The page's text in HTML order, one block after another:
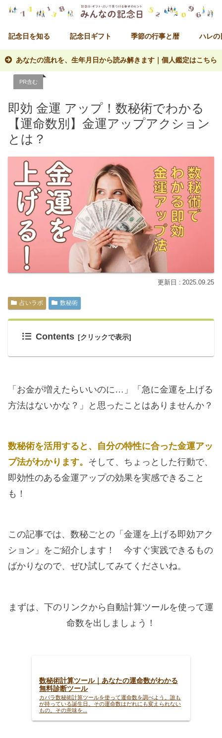
記念日を知る 記念日ギフト 季節の行事と暦 ハレの
あなたの流れを、生年月日から読み解きます｜個人鑑定はこちら
PR含む
即効 金運 アップ！数秘術でわかる
【運命数別】金運アップアクション
とは？
2025.09.25
占いラボ 数秘術
Contents
「お金が増えたらいいのに…」「急に金運を上げる
方法はないかな？」と思ったことはありませんか？
数秘術を活用すると、自分の特性に合った金運アッ
プ法がわかります。 そして、ちょっとした行動で、
即効性のある金運アップの効果を実感できること
も！
この記事では、数秘ごとの「金運を上げる即効アク
ション」をご紹介します！ 今すぐ実践できるもの
ばかりなので、ぜひ試してみてくださいね。
まずは、下のリンクから自動計算ツールを使って運
命数を出しましょう！
数秘術計算ツール｜あなたの運命数がわかる
無料診断ツール
カバラ数秘術計算ツールを使って運命数を調べよう。誰も
が持っている誕生日。その運命数はだれにも変えられない
もの。その意味を...